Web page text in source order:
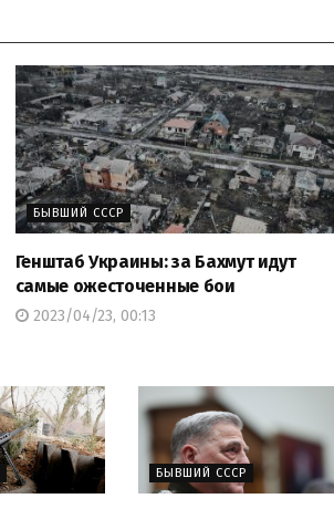
БЫВШИЙ СССР
Генштаб Украины: за Бахмут идут
самые ожесточенные бои
2023/04/23, 00:13
БЫВШИЙ СССР